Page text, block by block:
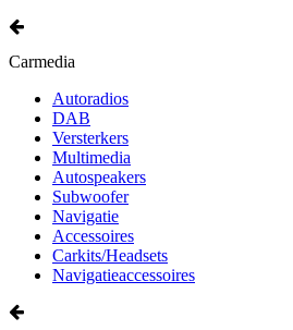
Carmedia
Autoradios
DAB
Versterkers
Multimedia
Autospeakers
Subwoofer
Navigatie
Accessoires
Carkits/Headsets
Navigatieaccessoires